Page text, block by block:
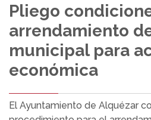
Pliego
arrendamiento
municipal para
económica
El Ayuntamiento de Alquézar